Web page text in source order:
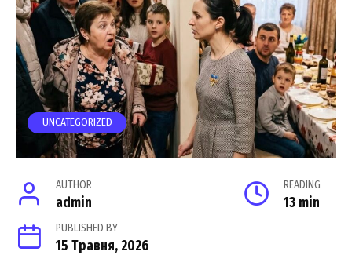
UNCATEGORIZED
AUTHOR
admin
READING
13 min
PUBLISHED BY
15 Травня, 2026